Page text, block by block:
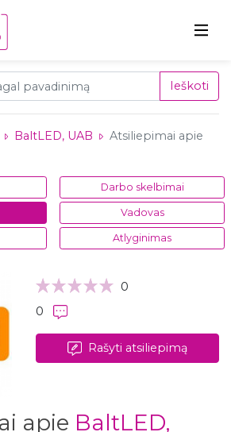
Ieškoti
BaltLED, UAB
Atsiliepimai apie
Darbo skelbimai
Vadovas
Atlyginimas
0
0
Rašyti atsiliepimą
apie BaltLED,